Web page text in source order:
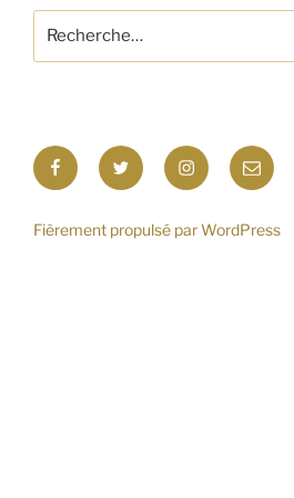
pour
FacebookTwitter Instagram
E-
mail
Fièrement propulsé par WordPress